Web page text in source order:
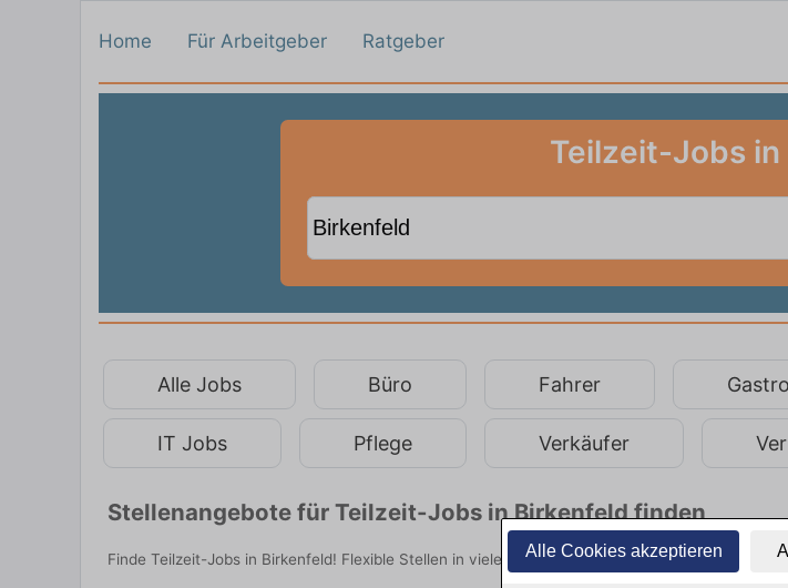
Alle Cookies akzeptieren
Home Für Arbeitgeber Ratgeber
Teilzeit-Jobs in
Alle Jobs Büro Fahrer
IT Jobs Pflege Verkäufer
Stellenangebote für Teilzeit-Jobs in Birkenfeld finden
Finde Teilzeit-Jobs in Birkenfeld! Flexible Stellen in vielen Branchen. Jetzt bewerben!